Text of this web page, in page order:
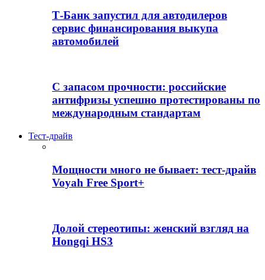
Т-Банк запустил для автодилеров
сервис финансирования выкупа
автомобилей
С запасом прочности: российские
антифризы успешно протестированы по
международным стандартам
Тест-драйв
Мощности много не бывает: тест-драйв
Voyah Free Sport+
Долой стереотипы: женский взгляд на
Hongqi HS3